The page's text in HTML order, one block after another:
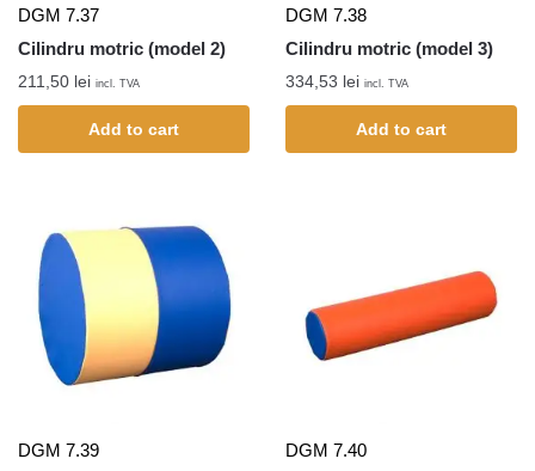
DGM 7.37
Cilindru motric (model 2)
211,50 lei incl. TVA
Add to cart
DGM 7.38
Cilindru motric (model 3)
334,53 lei incl. TVA
Add to cart
DGM 7.39
DGM 7.40